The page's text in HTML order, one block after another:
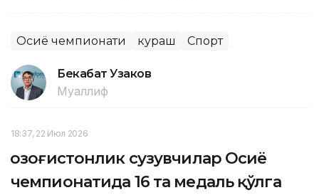
Осиё чемпионати кураш Спорт
Бекабат Узаков
Муаллиф
18:37, 22 Июл 2026
Қозоғистонлик сузувчилар Осиё
чемпионатида 16 та медаль қўлга